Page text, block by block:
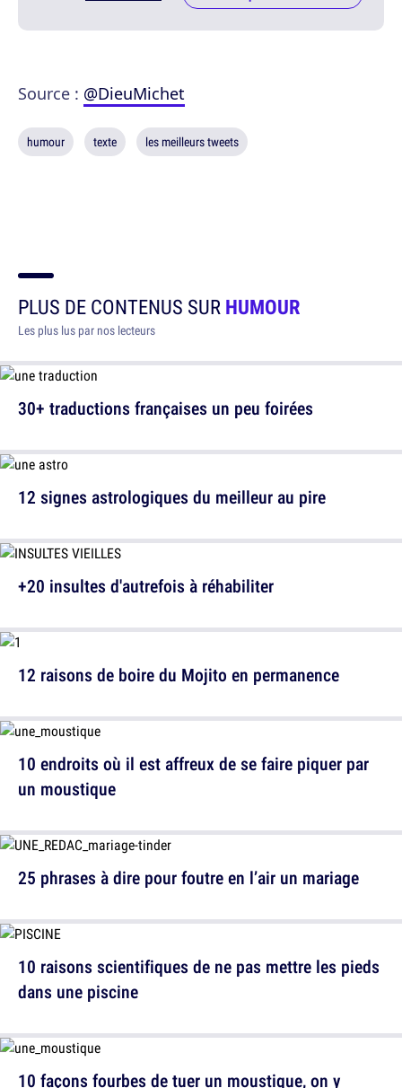
Source : @DieuMichet
humour texte les meilleurs tweets
PLUS DE CONTENUS SURHUMOUR
Les plus lus par nos lecteurs
30+ traductions françaises un peu foirées
+20 insultes d'autrefois à réhabiliter
10 endroits où il est affreux de se faire piquer par
un moustique
10 raisons scientifiques de ne pas mettre les pieds
dans une piscine
12 signes astrologiques du meilleur au pire
12 raisons de boire du Mojito en permanence
25 phrases à dire pour foutre en l’air un mariage
10 façons fourbes de tuer un moustique, on y